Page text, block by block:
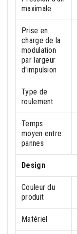
maximale
Prise en
charge de la
modulation
par largeur
d'impulsion
Type de
roulement
Temps
moyen entre
pannes
Design
Couleur du
produit
Matériel